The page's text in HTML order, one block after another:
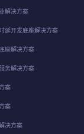
解决方案
延开发底座解决方案
解决方案
务解决方案
案
案
决方案